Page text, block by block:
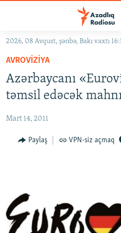
Əsas
qayıt
Əsas
naviqasiyaya
qayıt
GÜNDƏM
#İZAHLA
KORRUPSIOMETR
FƏRQƏ BAX
QANUNI DOĞRU
VIDEO
FOTOQALEREYA
İNFOQRAFIKA
RADIO ARXIV
OXU ZALI
AZƏRBAYCAN ƏDƏBIYYATI KITABXANASI
HAQQIMIZDA
MISSIYAMIZ
2026, 08 Avqust, şənbə, Bakı vaxtı
AVROVIZIYA
Azərbaycanı
təmsil edəcək
Mart 14, 2011
Paylaş VPN-siz açmaq